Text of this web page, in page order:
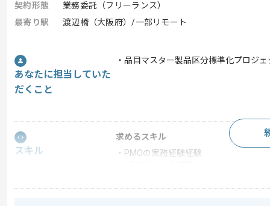
契約形態
業務委託（フリーランス）
最寄り駅
渡辺橋（大阪府）/一部リモート
あなたに担当していた
だくこと
・品目マスター製品区分標準化プロジ
スキル
求めるスキル
・PMOの実務経験経験
-課題、Todo管理、議事録作成